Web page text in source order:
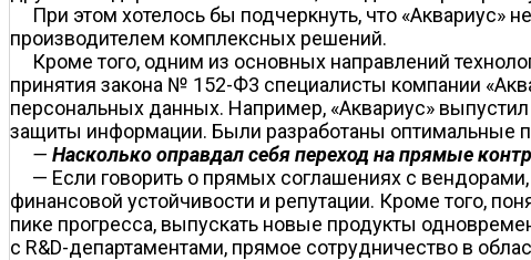
При этом хотелось бы подчеркнуть, что
производителем комплексных решений.
Кроме того, одним из основных направлений
принятия закона № 152-Ф3 специалисты компании
персональных данных. Например, «Аквариус»
защиты информации. Были разработаны оптимальные
— Насколько оправдал себя переход на прямые
— Если говорить о прямых соглашениях с
финансовой устойчивости и репутации. Кроме того,
пике прогресса, выпускать новые продукты
с R&D-департаментами, прямое сотрудничество в